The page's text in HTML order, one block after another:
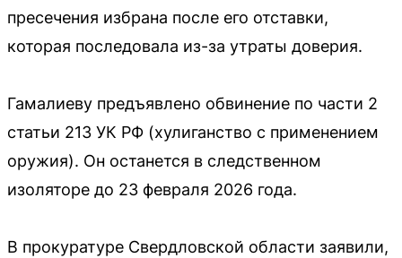
пресечения избрана после его отставки,
которая последовала из-за утраты доверия.
Гамалиеву предъявлено обвинение по части 2
статьи 213 УК РФ (хулиганство с применением
оружия). Он останется в следственном
изоляторе до 23 февраля 2026 года.
В прокуратуре Свердловской области заявили,